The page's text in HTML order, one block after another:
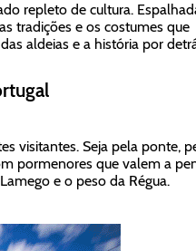
repleto de cultura.
tradições e os costumes que
aldeias e a história por
visitantes. Seja pela ponte,
pormenores que valem a
e o peso da Régua.